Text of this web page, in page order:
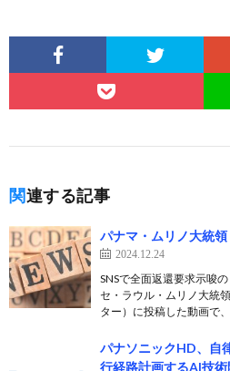
関連する記事
パナマ・ムリノ大統領
2024.12.24
SNSで全面返還要求示唆
セ・ラウル・ムリノ大統
ター）に投稿した動画で
パナソニックHD、自
行経路計画するAI技術